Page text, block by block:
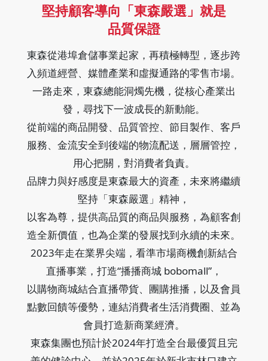
堅持顧客導向「東森嚴選」就是
品質保證
東森從港埠倉儲事業起家，再積極轉型，逐步跨
入頻道經營、媒體產業和虛擬通路的零售市場。
一路走來，東森總能洞燭先機，從核心產業出
發，尋找下一波成長的新動能。
從前端的商品開發、品質管控、節目製作、客戶
服務、金流安全到後端的物流配送，層層管控，
用心把關，對消費者負責。
品牌力與好感度是東森最大的資產，未來將繼續
堅持「東森嚴選」精神，
以客為尊，提供高品質的商品與服務，為顧客創
造全新價值，也為企業的發展找到永續的未來。
2023年走在業界尖端，看準市場商機創新結合
直播事業，打造“播播商城 bobomall”，
以購物商城結合直播帶貨、團購推播，以及會員
點數回饋等優勢，連結消費者生活消費圈、並為
會員打造新商業經濟。
東森集團也預計於2024年打造全台最優質且完